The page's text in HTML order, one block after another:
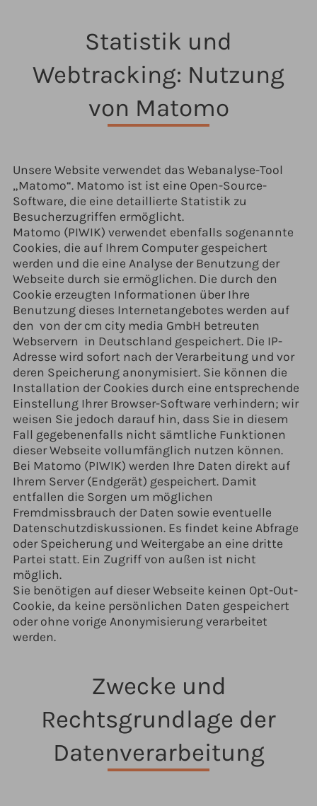
Statistik und
Webtracking: Nutzung
von Matomo
Unsere Website verwendet das Webanalyse-Tool
„Matomo“. Matomo ist ist eine Open-Source-
Software, die eine detaillierte Statistik zu
Besucherzugriffen ermöglicht.
Matomo (PIWIK) verwendet ebenfalls sogenannte
Cookies, die auf Ihrem Computer gespeichert
werden und die eine Analyse der Benutzung der
Webseite durch sie ermöglichen. Die durch den
Cookie erzeugten Informationen über Ihre
Benutzung dieses Internetangebotes werden auf
den von der cm city media GmbH betreuten
Webservern in Deutschland gespeichert. Die IP-
Adresse wird sofort nach der Verarbeitung und vor
deren Speicherung anonymisiert. Sie können die
Installation der Cookies durch eine entsprechende
Einstellung Ihrer Browser-Software verhindern; wir
weisen Sie jedoch darauf hin, dass Sie in diesem
Fall gegebenenfalls nicht sämtliche Funktionen
dieser Webseite vollumfänglich nutzen können.
Bei Matomo (PIWIK) werden Ihre Daten direkt auf
Ihrem Server (Endgerät) gespeichert. Damit
entfallen die Sorgen um möglichen
Fremdmissbrauch der Daten sowie eventuelle
Datenschutzdiskussionen. Es findet keine Abfrage
oder Speicherung und Weitergabe an eine dritte
Partei statt. Ein Zugriff von außen ist nicht
möglich.
Sie benötigen auf dieser Webseite keinen Opt-Out-
Cookie, da keine persönlichen Daten gespeichert
oder ohne vorige Anonymisierung verarbeitet
werden.
Zwecke und
Rechtsgrundlage der
Datenverarbeitung